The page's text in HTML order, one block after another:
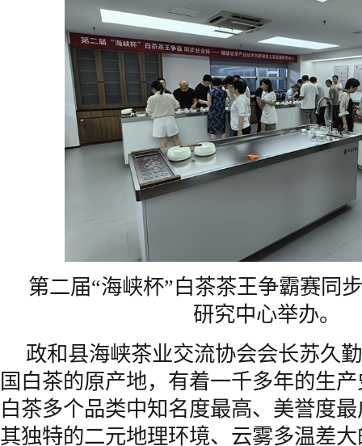
第二届“海峡杯”白茶茶王争霸赛同
研究中心举办。
政和县海峡茶业交流协会会长苏久
国白茶的原产地，有着一千多年的生
白茶多个品类中知名度最高、美誉度
其独特的二元地理环境、云雾多温差